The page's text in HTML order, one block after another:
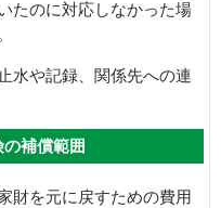
たのに対応しなかった場
水や記録、関係先への連
補償範囲
財を元に戻すための費用